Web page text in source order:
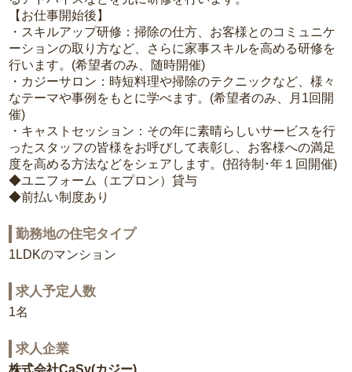
【お仕事開始後】
・スキルアップ研修：掃除の仕方、お客様とのコミュニケ
ーションの取り方など、さらに家事スキルを高める研修を
行います。(希望者のみ、随時開催)
・カジーサロン：時短料理や掃除のテクニックなど、様々
なテーマや事例をもとに学べます。(希望者のみ、月1回開
催)
・キャストセッション：その年に素晴らしいサービスを行
ったスタッフの皆様をお呼びして表彰し、お客様への満足
度を高める方法などをシェアします。(招待制･年１回開催)
◆ユニフォーム（エプロン）貸与
◆前払い制度あり
勤務地の住宅タイプ
1LDKのマンション
求人予定人数
1名
求人企業